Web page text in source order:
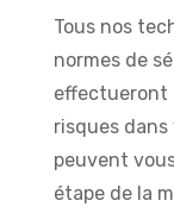
Tous nos
normes de
effectueront
risques dans
peuvent
étape de la